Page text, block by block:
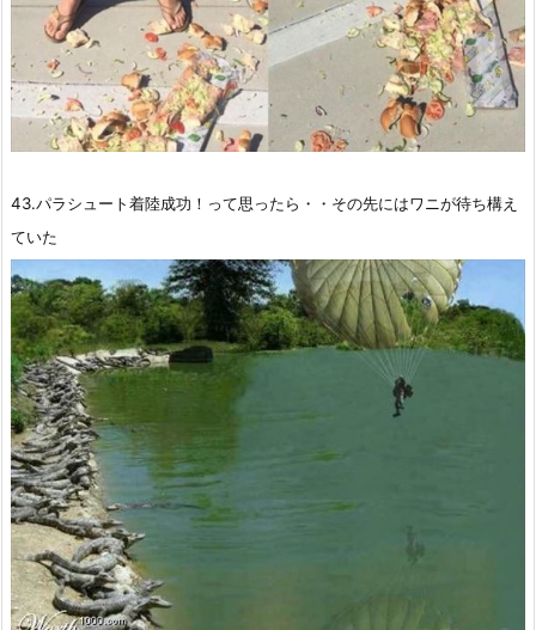
43.パラシュート着陸成功！って思ったら・・その先にはワニが待ち構え
ていた